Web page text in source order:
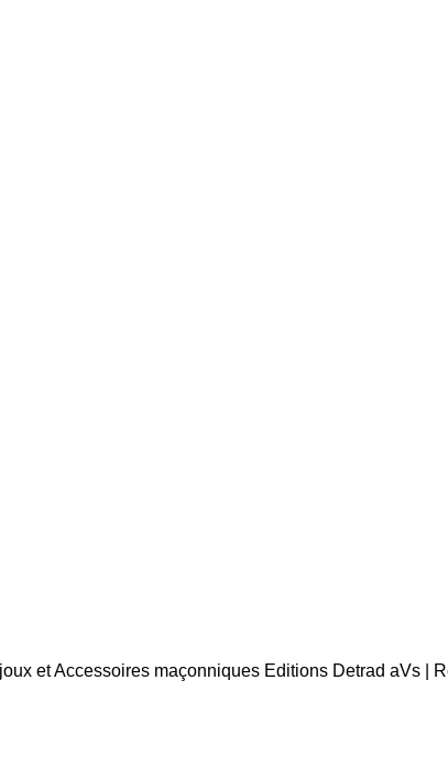
et Accessoires maçonniques Editions Detrad aVs |